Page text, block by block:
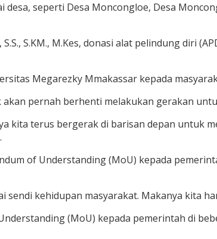
seperti Desa Moncongloe, Desa
S.KM., M.Kes, donasi alat pelindung diri
Megarezky Mmakassar kepada
pernah berhenti melakukan gerakan
kita terus bergerak di barisan depan untuk
of Understanding (MoU) kepada
kehidupan masyarakat. Makanya kita
(MoU) kepada pemerintah di